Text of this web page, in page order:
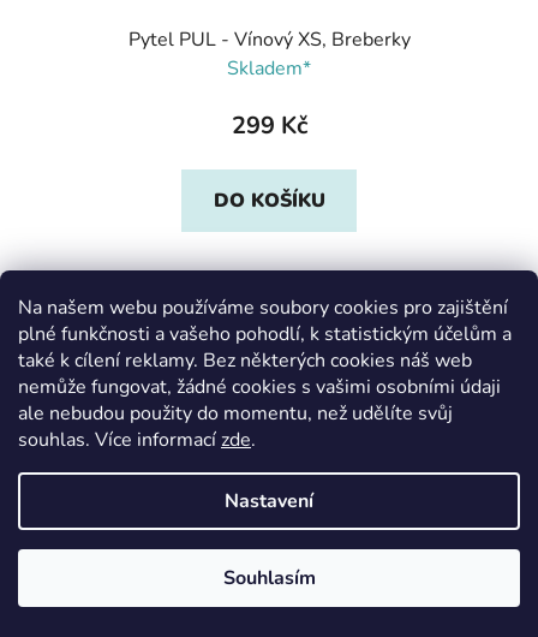
Na našem webu používáme soubory cookies pro zajištění
plné funkčnosti a vašeho pohodlí, k statistickým účelům a
také k cílení reklamy. Bez některých cookies náš web
nemůže fungovat, žádné cookies s vašimi osobními údaji
ale nebudou použity do momentu, než udělíte svůj
souhlas. Více informacízde.
Nastavení
Souhlasím
Pytel PUL - Vínový XS, Breberky
Skladem*
299 Kč
DO KOŠÍKU